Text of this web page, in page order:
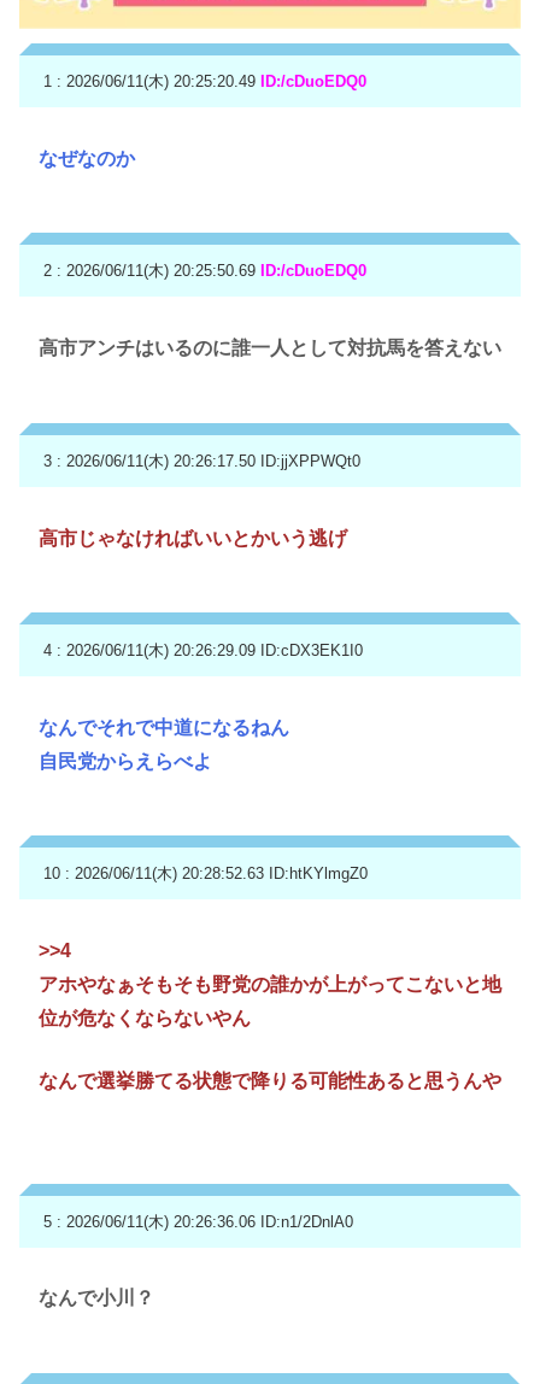
1 : 2026/06/11(木) 20:25:20.49 ID:/cDuoEDQ0
なぜなのか
2 : 2026/06/11(木) 20:25:50.69 ID:/cDuoEDQ0
高市アンチはいるのに誰一人として対抗馬を答えない
3 : 2026/06/11(木) 20:26:17.50 ID:jjXPPWQt0
高市じゃなければいいとかいう逃げ
4 : 2026/06/11(木) 20:26:29.09 ID:cDX3EK1I0
なんでそれで中道になるねん
自民党からえらべよ
10 : 2026/06/11(木) 20:28:52.63 ID:htKYlmgZ0
>>4
アホやなぁそもそも野党の誰かが上がってこないと地
位が危なくならないやん
なんで選挙勝てる状態で降りる可能性あると思うんや
5 : 2026/06/11(木) 20:26:36.06 ID:n1/2DnlA0
なんで小川？